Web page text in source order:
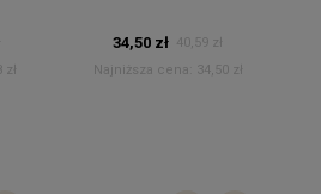
34,50 zł
40,59 zł
Najniższa cena:
34,50 zł